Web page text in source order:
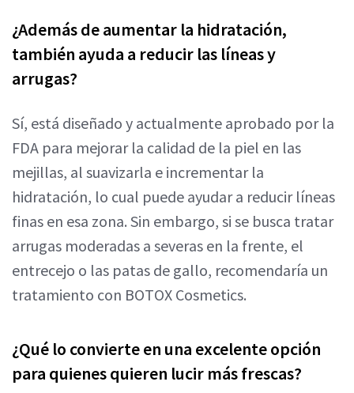
¿Además de aumentar la hidratación,
también ayuda a reducir las líneas y
arrugas?
Sí, está diseñado y actualmente aprobado por la
FDA para mejorar la calidad de la piel en las
mejillas, al suavizarla e incrementar la
hidratación, lo cual puede ayudar a reducir líneas
finas en esa zona. Sin embargo, si se busca tratar
arrugas moderadas a severas en la frente, el
entrecejo o las patas de gallo, recomendaría un
tratamiento con BOTOX Cosmetics.
¿Qué lo convierte en una excelente opción
para quienes quieren lucir más frescas?